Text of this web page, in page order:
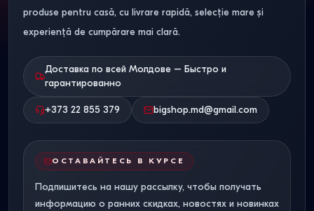
produse pentru casă, cu livrare rapidă, selecție mare și
experiență de cumpărare mai clară.
Доставка по всей Молдове – Быстро и
гарантированно
+373 22 855 379 bigshop.md@gmail.com
ОСТАВАЙТЕСЬ В КУРСЕ
Подпишитесь на нашу рассылку, чтобы получать
информацию о ранних скидках, новостях и новинках